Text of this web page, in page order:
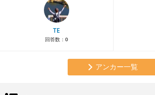
TE
回答数： 0
アンカー一覧